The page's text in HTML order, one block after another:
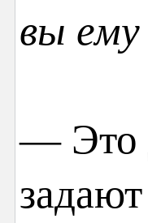
вы
— Это